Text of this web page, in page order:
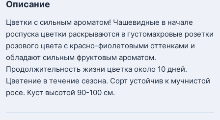
Описание
Цветки с сильным ароматом! Чашевидные в начале
роспуска цветки раскрываются в густомахровые розетки
розового цвета с красно-фиолетовыми оттенками и
обладают сильным фруктовым ароматом.
Продолжительность жизни цветка около 10 дней.
Цветение в течение сезона. Сорт устойчив к мучнистой
росе. Куст высотой 90-100 см.